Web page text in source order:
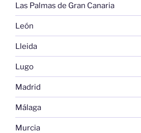
Las Palmas de Gran Canaria
León
Lleida
Lugo
Madrid
Málaga
Murcia